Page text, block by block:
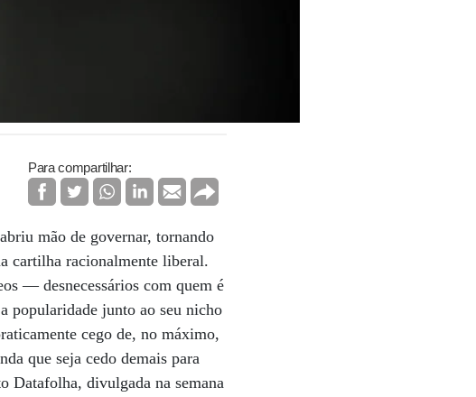
Para compartilhar:
mão de governar, tornando
cartilha racionalmente liberal.
— desnecessários com quem é
popularidade junto ao seu nicho
cego de, no máximo,
que seja cedo demais para
Datafolha, divulgada na semana